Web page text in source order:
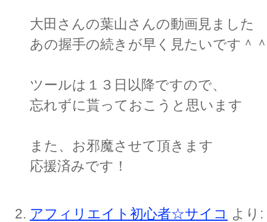
大田さんの葉山さんの動画見ました
あの握手の続きが早く見たいです＾
ツールは１３日以降ですので、
忘れずに貰っておこうと思います
また、お邪魔させて頂きます
応援済みです！
アフィリエイト初心者☆サイコ より: